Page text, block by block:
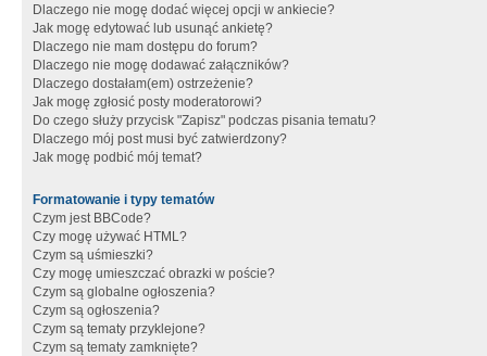
Dlaczego nie mogę dodać więcej opcji w ankiecie?
Jak mogę edytować lub usunąć ankietę?
Dlaczego nie mam dostępu do forum?
Dlaczego nie mogę dodawać załączników?
Dlaczego dostałam(em) ostrzeżenie?
Jak mogę zgłosić posty moderatorowi?
Do czego służy przycisk "Zapisz" podczas pisania tematu?
Dlaczego mój post musi być zatwierdzony?
Jak mogę podbić mój temat?
Formatowanie i typy tematów
Czym jest BBCode?
Czy mogę używać HTML?
Czym są uśmieszki?
Czy mogę umieszczać obrazki w poście?
Czym są globalne ogłoszenia?
Czym są ogłoszenia?
Czym są tematy przyklejone?
Czym są tematy zamknięte?